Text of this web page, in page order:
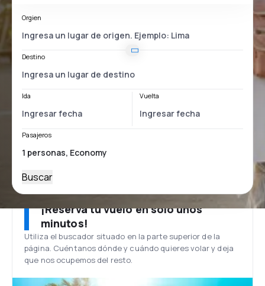
Orgien
Destino
Ida Vuelta
Pasajeros
Buscar
¡Reserva tu vuelo en solo unos
minutos!
Utiliza el buscador situado en la parte superior de la
página. Cuéntanos dónde y cuándo quieres volar y deja
que nos ocupemos del resto.